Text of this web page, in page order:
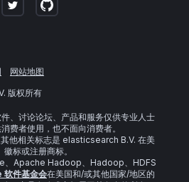
网站地图
版权所有
、讨论论坛、产品和服务仅供专业人士
费者使用，也不面向消费者。
他相关标志是 elasticsearch B.V. 在美
标或注册商标。
Apache Hadoop、Hadoop、HDFS
件基金会在美国和/或其他国家/地区的